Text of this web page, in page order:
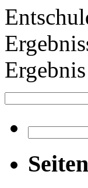
nach:
nach:
Seiten